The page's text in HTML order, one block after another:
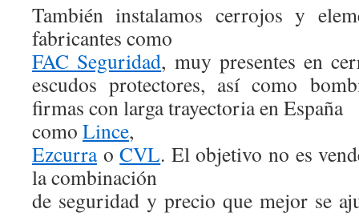
También instalamos cerrojos y
fabricantes como
FAC Seguridad, muy presentes en
escudos protectores, así como
firmas con larga trayectoria en España
como Lince,
EzcurraoCVL. El objetivo no es
la combinación
de seguridad y precio que mejor se